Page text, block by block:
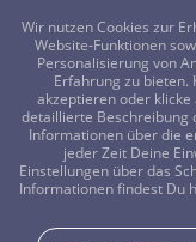
FRAGEN?
Entdecke
Wir nutzen Cookies zur
Website-Funktionen
Personalisierung von
Erfahrung zu bieten.
akzeptieren oder klicke
detaillierte Beschreibung
Informationen über die
jeder Zeit Deine
Einstellungen über das
Informationen findest Du